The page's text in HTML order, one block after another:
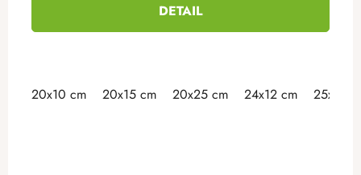
DETAIL
20x10 cm 20x15 cm 20x25 cm 24x12 cm 25x15